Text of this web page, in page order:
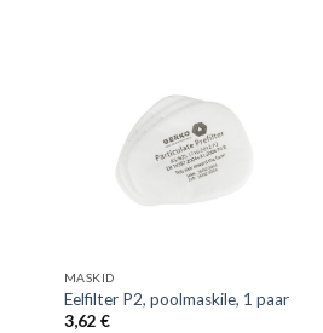
MASKID
Eelfilter P2, poolmaskile, 1 paar
3,62 €